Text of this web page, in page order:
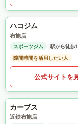
ハコジム
布施店
スポーツジム
駅から徒歩
隙間時間を活用したい人
公式サイトを
カーブス
近鉄布施店